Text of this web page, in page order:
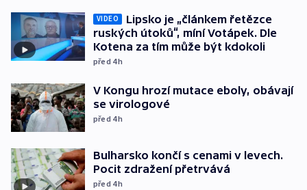
VIDEO
Lipsko je „článkem řetězce
ruských útoků“, míní Votápek. Dle
Kotena za tím může být kdokoli
před 4h
V Kongu hrozí mutace eboly, obávají
se virologové
před 4h
Bulharsko končí s cenami v levech.
Pocit zdražení přetrvává
před 4h